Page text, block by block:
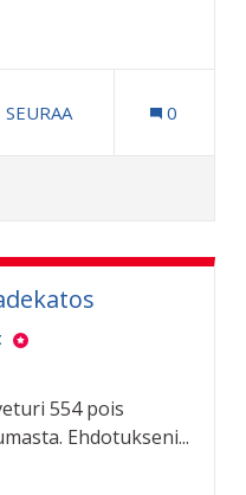
Yhteisöllisyys
2 SEURAAJAA
SEURAA 0
554 pois
Ehdotukseni...
Puistot ja luonto